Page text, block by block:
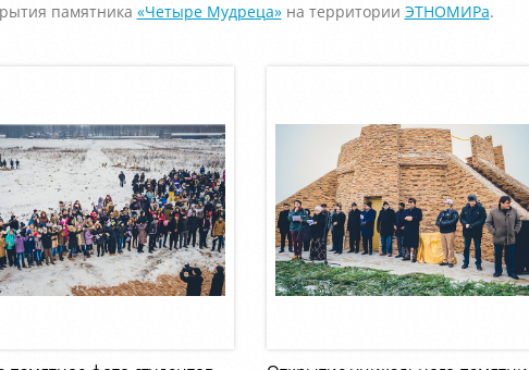
памятника «Четыре Мудреца»на территории ЭТНОМИРа.